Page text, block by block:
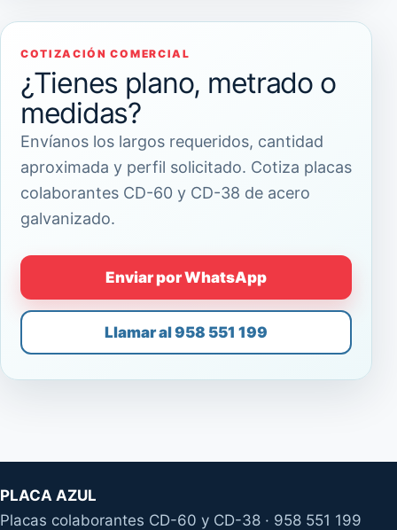
COTIZACIÓN COMERCIAL
¿Tienes plano, metrado o
medidas?
Envíanos los largos requeridos, cantidad
aproximada y perfil solicitado. Cotiza placas
colaborantes CD-60 y CD-38 de acero
galvanizado.
Enviar por WhatsApp
Llamar al 958 551 199
PLACA AZUL
Placas colaborantes CD-60 y CD-38 · 958 551 199